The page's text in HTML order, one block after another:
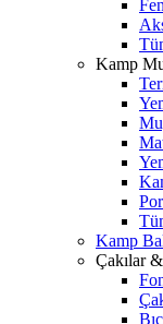
Kamp
Kamp
Çakılar